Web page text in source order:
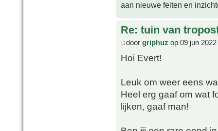
aan nieuwe feiten en
Re: tuin van
door griphuz op 09 jun 2022
Hoi Evert!
Leuk om weer eens
Heel erg gaaf om wat
lijken, gaaf man!